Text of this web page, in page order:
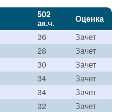
502
ак.ч.
Оценка
36
Зачет
28
Зачет
30
Зачет
34
Зачет
34
Зачет
32
Зачет